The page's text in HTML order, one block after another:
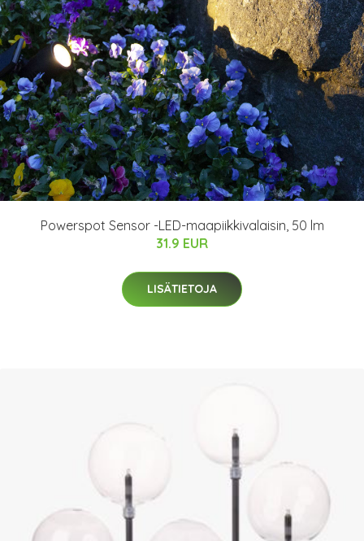
Powerspot Sensor -LED-maapiikkivalaisin, 50 lm
31.9 EUR
LISÄTIETOJA